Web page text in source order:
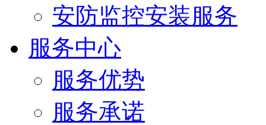
安防监控安装服务
服务中心
服务优势
服务承诺